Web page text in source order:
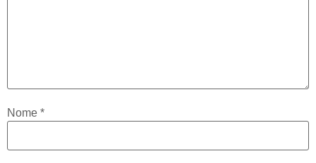
Nome *